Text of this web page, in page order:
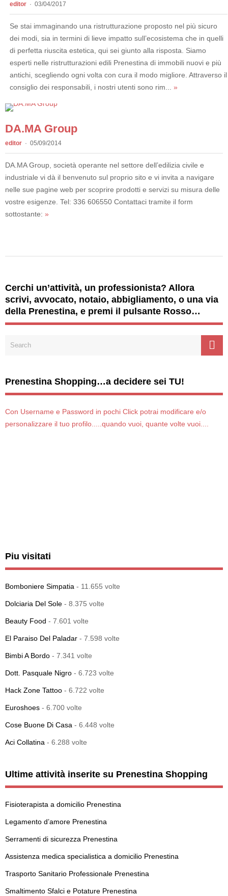
editor 03/04/2017
Se stai immaginando una ristrutturazione proposto nel più sicuro
dei modi, sia in termini di lieve impatto sull’ecosistema che in quelli
di perfetta riuscita estetica, qui sei giunto alla risposta. Siamo
esperti nelle ristrutturazioni edili Prenestina di immobili nuovi e più
antichi, scegliendo ogni volta con cura il modo migliore. Attraverso il
consiglio dei responsabili, i nostri utenti sono rim... »
DA.MA Group
editor 05/09/2014
DA.MA Group, società operante nel settore dell’edilizia civile e
industriale vi dà il benvenuto sul proprio sito e vi invita a navigare
nelle sue pagine web per scoprire prodotti e servizi su misura delle
vostre esigenze. Tel: 336 606550 Contattaci tramite il form
sottostante: »
Cerchi un’attività, un professionista? Allora
scrivi, avvocato, notaio, abbigliamento, o una via
della Prenestina, e premi il pulsante Rosso…
Prenestina Shopping…a decidere sei TU!
Con Username e Password in pochi Click potrai modificare e/o
personalizzare il tuo profilo.....quando vuoi, quante volte vuoi....
Piu visitati
Bomboniere Simpatia - 11.655 volte
Dolciaria Del Sole - 8.375 volte
Beauty Food - 7.601 volte
El Paraiso Del Paladar - 7.598 volte
Bimbi A Bordo - 7.341 volte
Dott. Pasquale Nigro - 6.723 volte
Hack Zone Tattoo - 6.722 volte
Euroshoes - 6.700 volte
Cose Buone Di Casa - 6.448 volte
Aci Collatina - 6.288 volte
Ultime attività inserite su Prenestina Shopping
Fisioterapista a domicilio Prenestina
Legamento d’amore Prenestina
Serramenti di sicurezza Prenestina
Assistenza medica specialistica a domicilio Prenestina
Trasporto Sanitario Professionale Prenestina
Smaltimento Sfalci e Potature Prenestina